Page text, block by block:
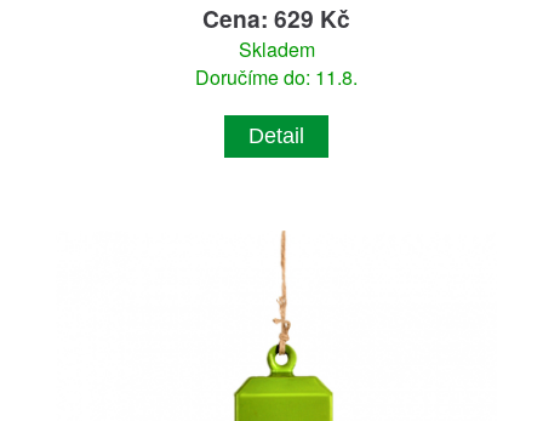
Cena: 629 Kč
Skladem
Doručíme do: 11.8.
Detail